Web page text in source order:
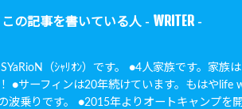
この記事を書いている人 - WRITER -
（ｼｬﾘｵﾝ）です。 ●4人家族です。家族
●サーフィンは20年続けています。もはやlife
波乗りです。 ●2015年よりオートキャンプを